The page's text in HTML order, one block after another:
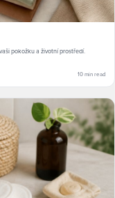
pokožku a životní prostředí.
10 min read